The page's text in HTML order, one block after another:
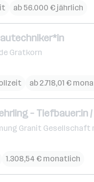
ab 56.000 € jährlich
Gratkorn
ab 2.718,01 €
–
Granit Gesellschaft
1.308,54 € monatlich